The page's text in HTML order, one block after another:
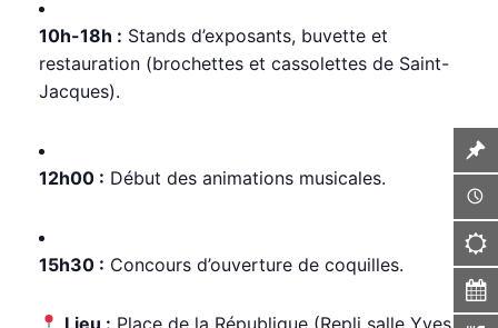
10h-18h : Stands d’exposants, buvette et
restauration (brochettes et cassolettes de Saint-
Jacques).
12h00 : Début des animations musicales.
15h30 : Concours d’ouverture de coquilles.
Lieu : Place de la République (Repli salle Yves